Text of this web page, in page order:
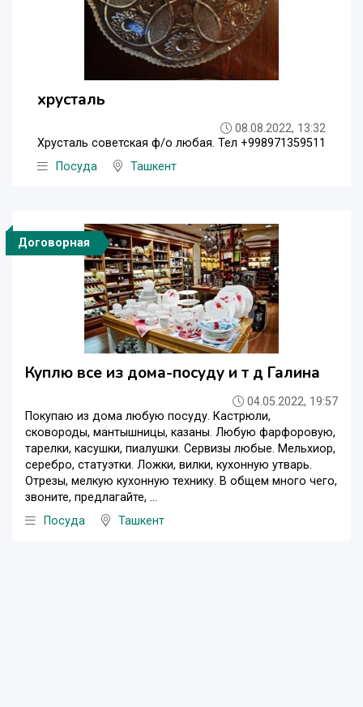
хрусталь
08.08.2022, 13:32
Хрусталь советская ф/о любая. Тел +998971359511
Посуда
Ташкент
Договорная
Куплю все из дома-посуду и т д Галина
04.05.2022, 19:57
Покупаю из дома любую посуду. Кастрюли,
сковороды, мантышницы, казаны. Любую фарфоровую,
тарелки, касушки, пиалушки. Сервизы любые. Мельхиор,
серебро, статуэтки. Ложки, вилки, кухонную утварь.
Отрезы, мелкую кухонную технику. В общем много чего,
звоните, предлагайте, ...
Посуда
Ташкент